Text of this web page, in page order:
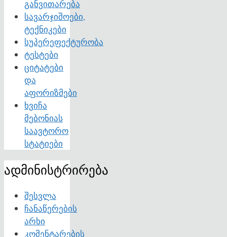
განვითარება
სავარჯიშოები,
ტექნიკები
სუპერეფექტურობა
ტესტები
ციტატები
და
აფორიზმები
ხვიჩა
მებონიას
საავტორო
სტატიები
ადმინისტრირება
შესვლა
ჩანაწერების
არხი
კომენტარების